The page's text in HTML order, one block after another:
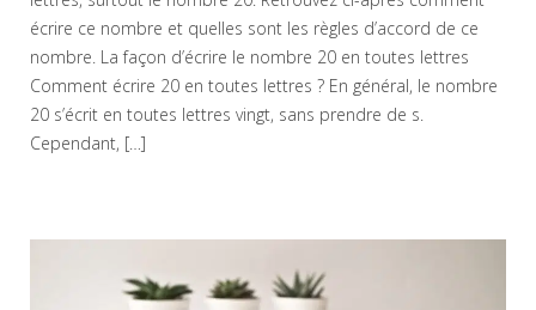
écrire ce nombre et quelles sont les règles d’accord de ce
nombre. La façon d’écrire le nombre 20 en toutes lettres
Comment écrire 20 en toutes lettres ? En général, le nombre
20 s’écrit en toutes lettres vingt, sans prendre de s.
Cependant, […]